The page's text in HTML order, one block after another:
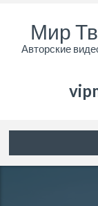
Мир
Авторские